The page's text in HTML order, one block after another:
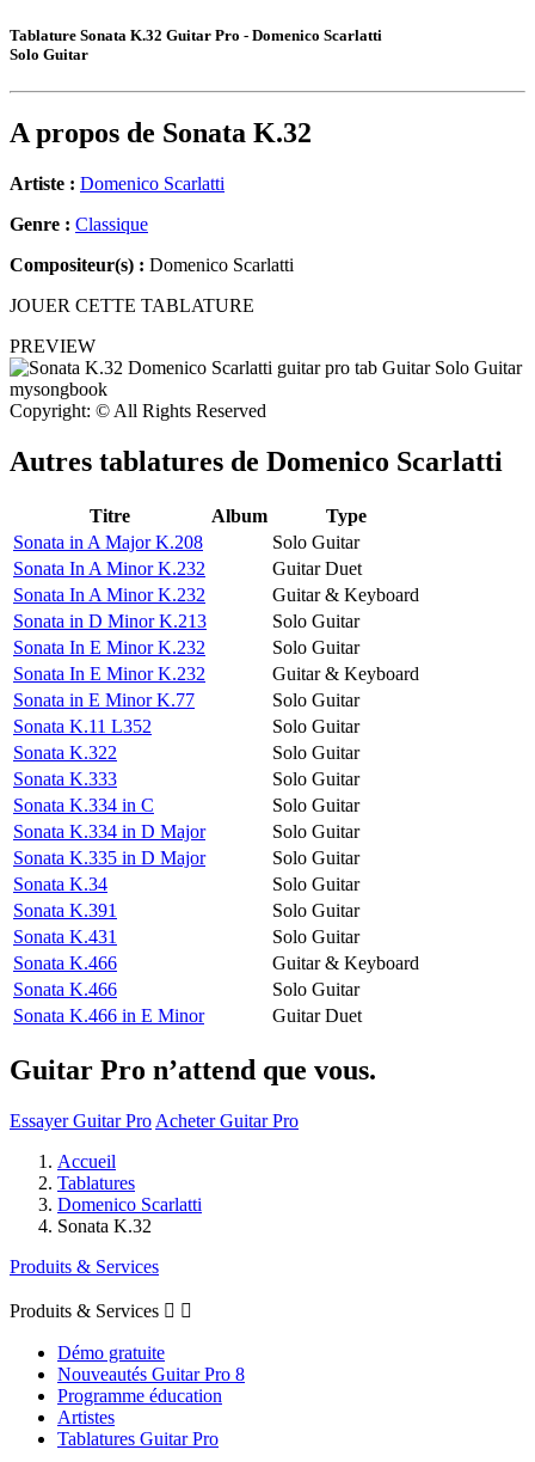
Tablature Sonata K.32 Guitar Pro - Domenico Scarlatti
Solo Guitar
A propos de Sonata K.32
Artiste : Domenico Scarlatti
Genre : Classique
Compositeur(s) : Domenico Scarlatti
JOUER CETTE TABLATURE
PREVIEW
Copyright: © All Rights Reserved
Autres tablatures de Domenico Scarlatti
Titre Album
Type
Sonata in A Major K.208
Solo Guitar
Sonata In A Minor K.232
Guitar Duet
Sonata In A Minor K.232
Guitar & Keyboard
Sonata in D Minor K.213
Solo Guitar
Sonata In E Minor K.232
Solo Guitar
Sonata In E Minor K.232
Guitar & Keyboard
Sonata in E Minor K.77
Solo Guitar
Sonata K.11 L352
Solo Guitar
Sonata K.322
Solo Guitar
Sonata K.333
Solo Guitar
Sonata K.334 in C
Solo Guitar
Sonata K.334 in D Major
Solo Guitar
Sonata K.335 in D Major
Solo Guitar
Sonata K.34
Solo Guitar
Sonata K.391
Solo Guitar
Sonata K.431
Solo Guitar
Sonata K.466
Guitar & Keyboard
Sonata K.466
Solo Guitar
Sonata K.466 in E Minor
Guitar Duet
Guitar Pro n’attend que vous.
Essayer Guitar Pro Acheter Guitar Pro
Accueil
Tablatures
Domenico Scarlatti
Sonata K.32
Produits & Services
Produits & Services  
Démo gratuite
Nouveautés Guitar Pro 8
Programme éducation
Artistes
Tablatures Guitar Pro